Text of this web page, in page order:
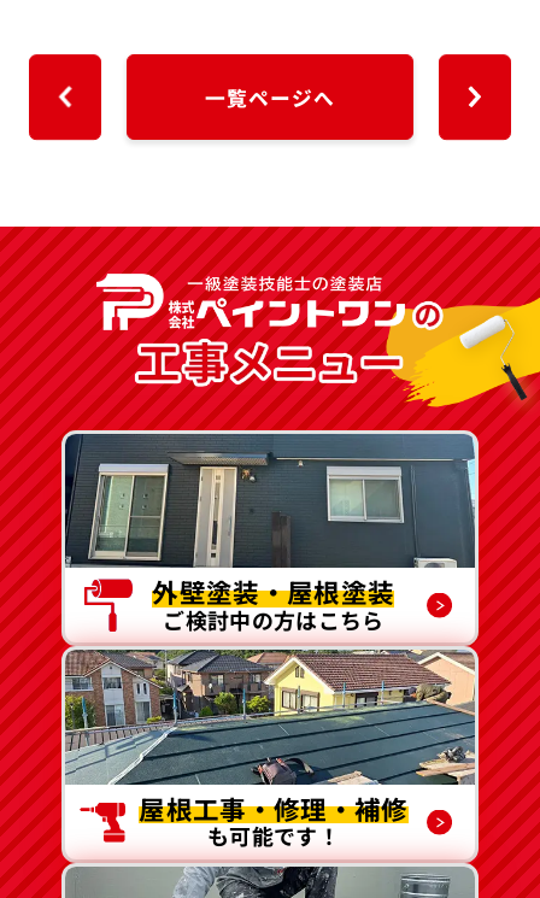
一覧ページへ
外壁塗装・屋根塗装
ご検討中の方はこちら
屋根工事・修理・補修
も可能です！